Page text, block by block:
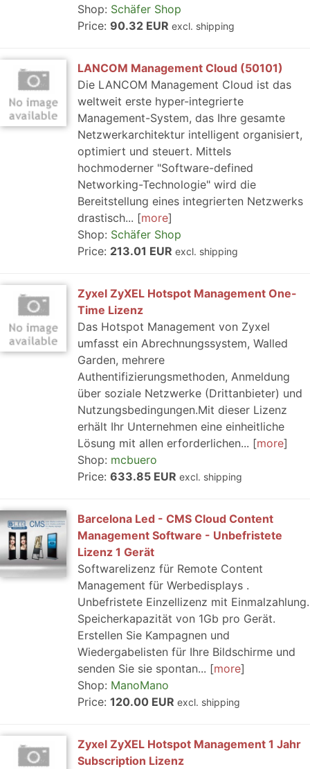
Shop: Schäfer Shop
Price: 90.32 EUR excl. shipping
LANCOM Management Cloud (50101)
Die LANCOM Management Cloud ist das
weltweit erste hyper-integrierte
Management-System, das Ihre gesamte
Netzwerkarchitektur intelligent organisiert,
optimiert und steuert. Mittels
hochmoderner "Software-defined
Networking-Technologie" wird die
Bereitstellung eines integrierten Netzwerks
drastisch...
more
Shop: Schäfer Shop
Price: 213.01 EUR excl. shipping
Zyxel ZyXEL Hotspot Management One-
Time Lizenz
Das Hotspot Management von Zyxel
umfasst ein Abrechnungssystem, Walled
Garden, mehrere
Authentifizierungsmethoden, Anmeldung
über soziale Netzwerke (Drittanbieter) und
Nutzungsbedingungen.Mit dieser Lizenz
erhält Ihr Unternehmen eine einheitliche
Lösung mit allen erforderlichen...
more
Shop: mcbuero
Price: 633.85 EUR excl. shipping
Barcelona Led - CMS Cloud Content
Management Software - Unbefristete
Lizenz 1 Gerät
Softwarelizenz für Remote Content
Management für Werbedisplays .
Unbefristete Einzellizenz mit Einmalzahlung.
Speicherkapazität von 1Gb pro Gerät.
Erstellen Sie Kampagnen und
Wiedergabelisten für Ihre Bildschirme und
senden Sie sie spontan...
more
Shop: ManoMano
Price: 120.00 EUR excl. shipping
Zyxel ZyXEL Hotspot Management 1 Jahr
Subscription Lizenz